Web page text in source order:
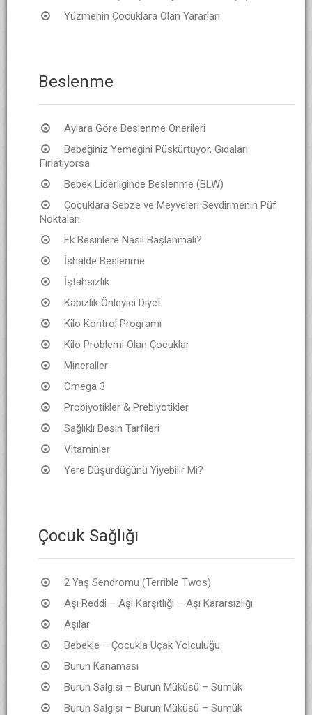
Yüzmenin Çocuklara Olan Yararları
Beslenme
Aylara Göre Beslenme Önerileri
Bebeğiniz Yemeğini Püskürtüyor, Gıdaları
Fırlatıyorsa
Bebek Liderliğinde Beslenme (BLW)
Çocuklara Sebze ve Meyveleri Sevdirmenin Püf
Noktaları
Ek Besinlere Nasıl Başlanmalı?
İshalde Beslenme
İştahsızlık
Kabızlık Önleyici Diyet
Kilo Kontrol Programı
Kilo Problemi Olan Çocuklar
Mineraller
Omega 3
Probiyotikler & Prebiyotikler
Sağlıklı Besin Tarfileri
Vitaminler
Yere Düşürdüğünü Yiyebilir Mi?
Çocuk Sağlığı
2 Yaş Sendromu (Terrible Twos)
Aşı Reddi – Aşı Karşıtlığı – Aşı Kararsızlığı
Aşılar
Bebekle – Çocukla Uçak Yolculuğu
Burun Kanaması
Burun Salgısı – Burun Müküsü – Sümük
Burun Salgısı – Burun Müküsü – Sümük